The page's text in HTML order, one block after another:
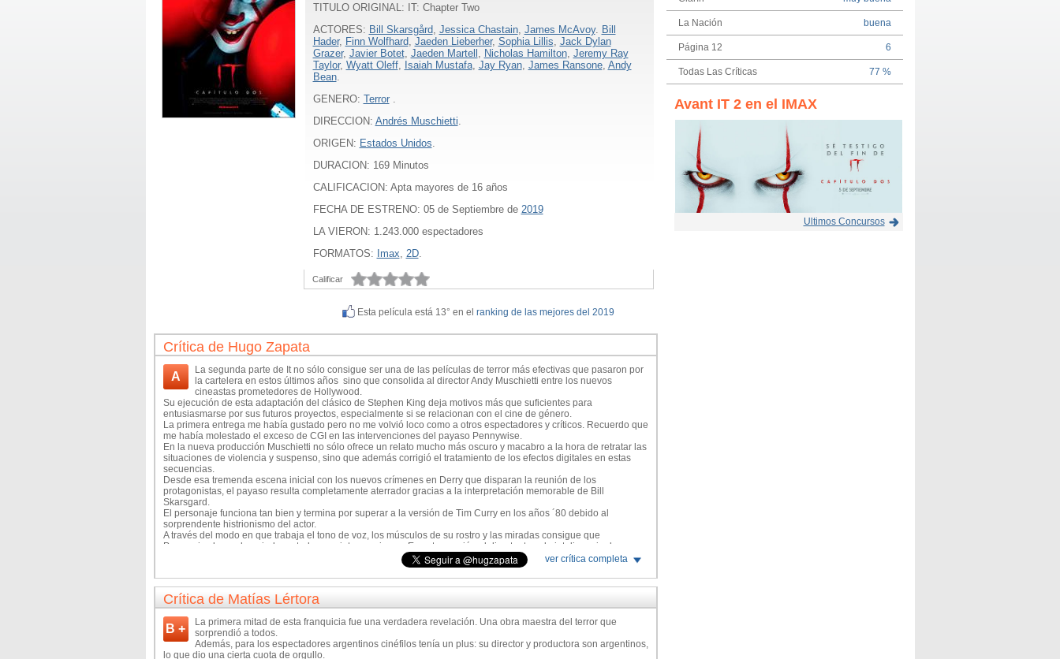
TITULO ORIGINAL: IT: Chapter Two
ACTORES: Bill Skarsgård, Jessica Chastain, James McAvoy. Bill
Hader, Finn Wolfhard, Jaeden Lieberher, Sophia Lillis, Jack Dylan
Grazer, Javier Botet, Jaeden Martell , Nicholas Hamilton, Jeremy Ray
Taylor, Wyatt Oleff, Isaiah Mustafa, Jay Ryan, James Ransone, Andy
Bean.
GENERO: Terror.
DIRECCION: Andrés Muschietti.
ORIGEN: Estados Unidos.
DURACION: 169Minutos
CALIFICACION: Apta mayores de 16 años
FECHA DE ESTRENO: 05 de Septiembre de 2019
LA VIERON: 1.243.000 espectadores
FORMATOS: Imax, 2D.
Calificar
Esta película está 13° en el ranking de las mejores del 2019
Crítica de Hugo Zapata
A
La segunda parte de It no sólo consigue ser una de las películas de terror más efectivas que pasaron por
la cartelera en estos últimos años sino que consolida al director Andy Muschietti entre los nuevos
cineastas prometedores de Hollywood.
Su ejecución de esta adaptación del clásico de Stephen King deja motivos más que suficientes para
entusiasmarse por sus futuros proyectos, especialmente si se relacionan con el cine de género.
La primera entrega me había gustado pero no me volvió loco como a otros espectadores y críticos. Recuerdo que
me había molestado el exceso de CGI en las intervenciones del payaso Pennywise.
En la nueva producción Muschietti no sólo ofrece un relato mucho más oscuro y macabro a la hora de retratar las
situaciones de violencia y suspenso, sino que además corrigió el tratamiento de los efectos digitales en estas
secuencias.
Desde esa tremenda escena inicial con los nuevos crímenes en Derry que disparan la reunión de los
protagonistas, el payaso resulta completamente aterrador gracias a la interpretación memorable de Bill
Skarsgard.
El personaje funciona tan bien y termina por superar a la versión de Tim Curry en los años ´80 debido al
sorprendente histrionismo del actor.
A través del modo en que trabaja el tono de voz, los músculos de su rostro y las miradas consigue que
Pennywise logre dar miedo en todas sus intervenciones. En esta ocasión el director tuvo la inteligencia de
aprovechar el talento de Skarsgard para construir el personaje y utilizar los efectos digitales al servicio de la
El resultado es impresionante porque en más de una ocasión logra transmitir miedo.
Al menos en mi experiencia con el film, desde la primera entrega de REC (la original de España no la remake
hollywoodense) que una obra de este tipo no conseguía ponerme tan tenso en una butaca de cine.
horas, algo que no es habitual en estas propuestas donde el promedio de duración suele ser de 97 minutos.
Inclusive otros filmes largos de este estilo, como la producción coreana The Wailing (156 minutos), no tenían este
clima permanente de tensión que el cineasta argentino le otorga a su trabajo.
Es muy difícil sostener un relato tanto tiempo de esa manera sin que el espectáculo se vuelva pesado y dentro de
ver crítica completa
Crítica de Matías Lértora
B +
La primera mitad de esta franquicia fue una verdadera revelación. Una obra maestra del terror que
sorprendió a todos.
Además, para los espectadores argentinos cinéfilos tenía un plus: su director y productora son argentinos,
lo que dio una cierta cuota de orgullo.
La Nación buena
Página 12 6
Todas Las Críticas 77 %
Avant IT 2 en el IMAX
Ultimos Concursos